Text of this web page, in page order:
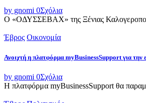
by gnomi 0Σχόλια
Ο «ΟΔΥΣΣΕΒΑΧ» της Ξένιας
Έβρος Οικονομία
Ανοιχτή η πλατφόρμα myBusinessSupport για
by gnomi 0Σχόλια
Η πλατφόρμα myBusinessSupport θα